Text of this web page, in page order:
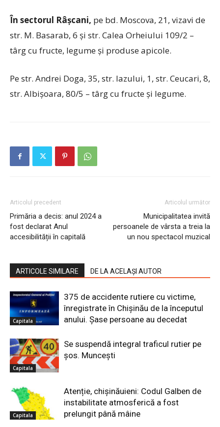
În sectorul Râșcani, pe bd. Moscova, 21, vizavi de
str. M. Basarab, 6 și str. Calea Orheiului 109/2 –
târg cu fructe, legume și produse apicole.
Pe str. Andrei Doga, 35, str. Iazului, 1, str. Ceucari, 8,
str. Albișoara, 80/5 – târg cu fructe și legume.
Articolul precedent
Primăria a decis: anul 2024 a
fost declarat Anul
accesibilității în capitală
Articolul următor
Municipalitatea invită
persoanele de vârsta a treia la
un nou spectacol muzical
ARTICOLE SIMILARE DE LA ACELAȘI AUTOR
Capitala
375 de accidente rutiere cu victime,
înregistrate în Chișinău de la începutul
anului. Șase persoane au decedat
Capitala
Se suspendă integral traficul rutier pe
șos. Muncești
Capitala
Atenție, chișinăuieni: Codul Galben de
instabilitate atmosferică a fost
prelungit până mâine